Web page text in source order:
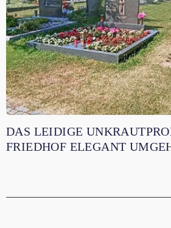
DAS LEIDIGE
FRIEDHOF ELEGANT